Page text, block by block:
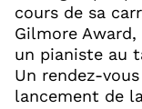
cours de sa
Gilmore
un pianiste au
Un rendez-
lancement de